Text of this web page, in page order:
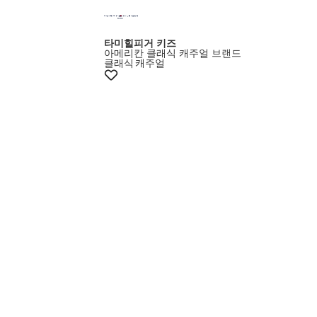
타미힐피거 키즈
아메리칸 클래식 캐주얼 브랜드
클래식 캐주얼